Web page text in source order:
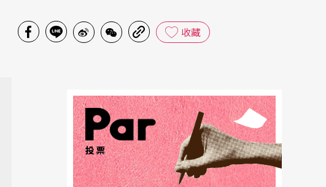
收藏
投票